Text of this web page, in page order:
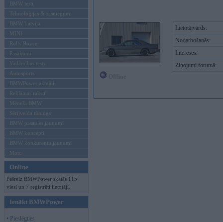
BMW testi
Tehnoloģijas & sasniegumi
BMW Latvijā
MINI
Rolls-Royce
Pasākumi
Vadāmības tests
Autosports
BMWPower aktuāli
Reklāmas raksti
Mēneša BMW
Sērijveida tūnings
BMW pasaules jaunumi
BMW koncepti
BMW konkurentu jaunumi
Moto
Online
Pašreiz BMWPower skatās 115
viesi un 7 reģistrēti lietotāji.
Ienākt BMWPower
• Pieslēgties
Lietotājvārds:
Nodarbošanās:
Intereses:
Ziņojumi forumā: